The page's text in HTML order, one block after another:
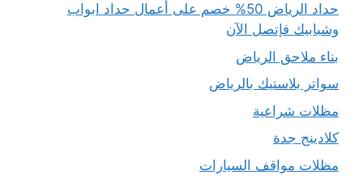
حداد الرياض 50% خصم على أعمال حداد ابواب
وشبابيك فإتصل الآن
بناء ملاحق الرياض
سواتر بلاستيك بالرياض
مظلات شراعية
كلادينج جدة
مظلات مواقف السيارات